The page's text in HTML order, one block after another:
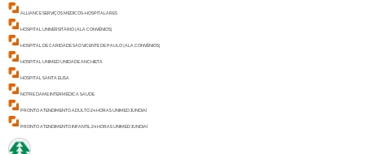
ALLIANCE SERVIÇOS MÉDICOS-HOSPITALARES
HOSPITAL UNIVERSITÁRIO (ALA CONVÊNIOS)
HOSPITAL DE CARIDADE SÃO VICENTE DE PAULO (ALA CONVÊNIOS)
HOSPITAL UNIMED UNIDADE ANCHIETA
HOSPITAL SANTA ELISA
NOTRE DAME INTERMÉDICA SAUDE
PRONTO ATENDIMENTO ADULTO 24 HORAS UNIMED JUNDIAÍ
PRONTO ATENDIMENTO INFANTIL 24 HORAS UNIMED JUNDIAÍ